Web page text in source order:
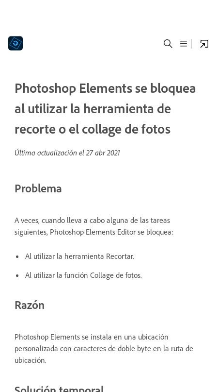
Photoshop Elements se bloquea
al utilizar la herramienta de
recorte o el collage de fotos
Última actualización el27 abr 2021
Problema
A veces, cuando lleva a cabo alguna de las tareas
siguientes, Photoshop Elements Editor se bloquea:
Al utilizar la herramienta Recortar.
Al utilizar la función Collage de fotos.
Razón
Photoshop Elements se instala en una ubicación
personalizada con caracteres de doble byte en la ruta de
ubicación.